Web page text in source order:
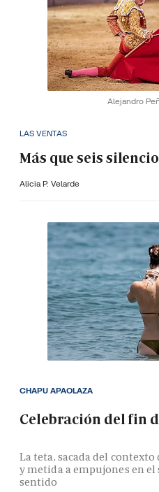
Alejandro
LAS VENTAS
Más que seis
Alicia P. Velarde
Celebración del fin
La teta, sacada del
y metida a empujones en
sentido
CHAPU APAOLAZA